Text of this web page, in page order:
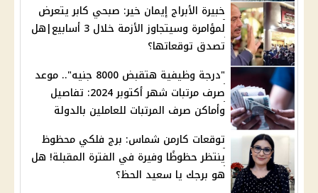
خبيرة الأبراج إيمان خير: صبحي كابر يتعرض
لمؤامرة وسيتجاوز الأزمة خلال 3 أسابيع|هل
تصدق توقعاتها؟
"درجة وظيفية هتقبض 8000 جنيه".. موعد
صرف مرتبات شهر أكتوبر 2024: تفاصيل
وأماكن صرف المرتبات للعاملين بالدولة
توقعات كارمن شماس: برج فلكي محظوظ
ينتظر حظوظًا وفيرة في الفترة المقبلة! هل
هو برجك يا سعيد الحظ؟